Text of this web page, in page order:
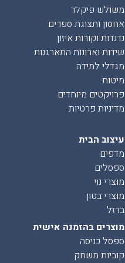
משולש פיקלר
אחסון ותצוגת ספרים
נדנדות וקורות איזון
שידות וארונות התארגנות
מגדלי למידה
מיטות
פרויקטים מיוחדים
מדיניות פרטיות
עיצוב הבית
מדפים
ספסלים
מוצרי נוי
מוצרי בטון
ברזל
מוצרים בהזמנה אישית
ספסל כניסה
קוביות משחק